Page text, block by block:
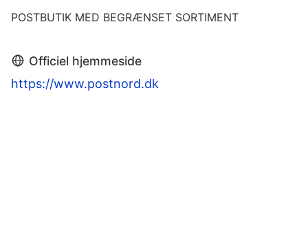
POSTBUTIK MED BEGRÆNSET SORTIMENT
Officiel hjemmeside
https://www.postnord.dk